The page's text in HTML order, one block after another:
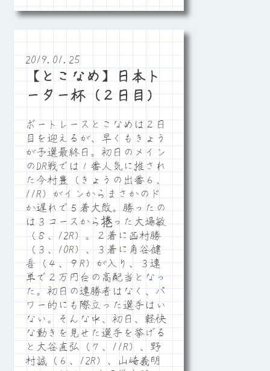
2019.01.25
【とこなめ】日本ト
ーター杯（２日目）
ボートレースとこなめは２日
目を迎えるが、早くもきょう
が予選最終日。初日のメイン
のDR戦では１番人気に推され
た今村豊（きょうの出番６、
11R）がインからまさかのド
か遅れで５着大敗。勝ったの
は３コースから捲った大場敏
（８、12R）。２着に西村勝
（３、10R）、３着に角谷健
吾（４、９R）が入り、３連
単で２万円台の高配当となっ
た。初日の連勝者はなく、パ
ワー的にも際立った選手はい
ない。そんな中、初日、軽快
な動きを見せた選手を挙げる
と大谷直弘（７、11R）、野
村誠（６、12R）、山崎義明